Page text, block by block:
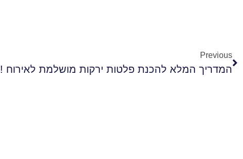
Previous
המדריך המלא להכנת פלטות ירקות מושלמת לאירוח !